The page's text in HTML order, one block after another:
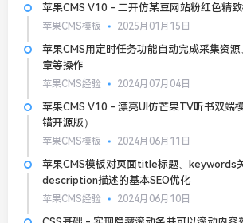
苹果CMS V10 - 二开仿某豆网站粉红色精
苹果CMS模板 2025月01月15日
苹果CMS用定时任务功能自动完成采集资
章等操作
苹果CMS经验 2024月07月04日
苹果CMS V10 - 漂亮UI仿芒果TV听书双端模板（十八码修复无
错开源版）
苹果CMS模板 2024月06月11日
苹果CMS模板对页面title标题、keywords关
description描述的基本SEO优化
苹果CMS经验 2024月06月10日